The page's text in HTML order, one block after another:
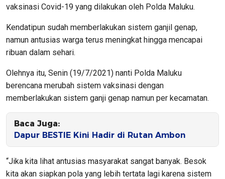
vaksinasi Covid-19 yang dilakukan oleh Polda Maluku.
Kendatipun sudah memberlakukan sistem ganjil genap,
namun antusias warga terus meningkat hingga mencapai
ribuan dalam sehari.
Olehnya itu, Senin (19/7/2021) nanti Polda Maluku
berencana merubah sistem vaksinasi dengan
memberlakukan sistem ganji genap namun per kecamatan.
Baca Juga:
Dapur BESTIE Kini Hadir di Rutan Ambon
“Jika kita lihat antusias masyarakat sangat banyak. Besok
kita akan siapkan pola yang lebih tertata lagi karena sistem